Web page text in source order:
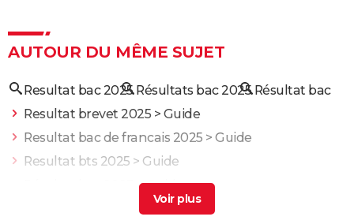
AUTOUR DU MÊME SUJET
Resultat bac 2025 Résultats bac 2025 Résultat bac
Resultat brevet 2025 > Guide
Resultat bac de francais 2025 > Guide
Resultat bts 2025 > Guide
> Guide